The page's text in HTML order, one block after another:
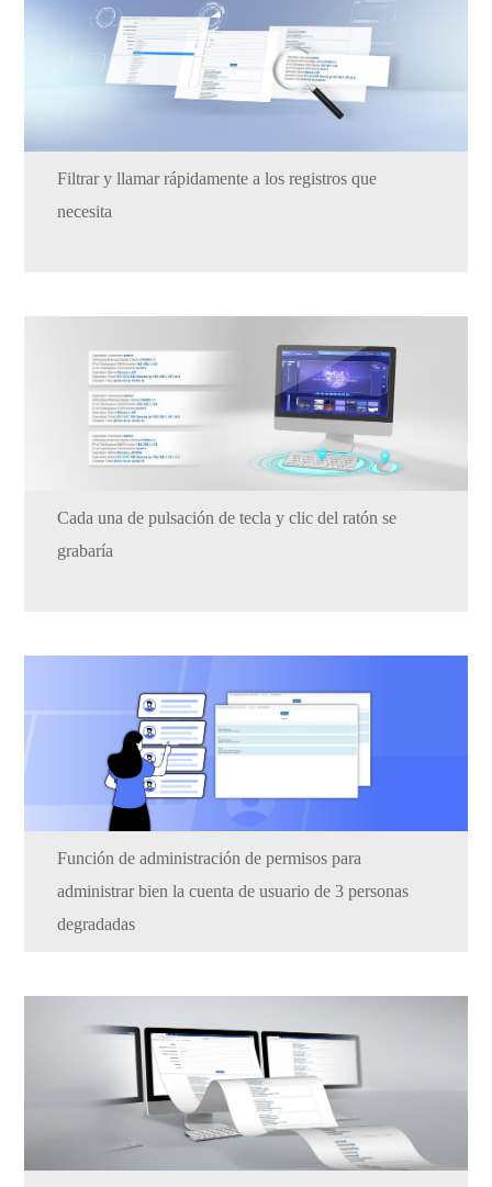
Filtrar y llamar rápidamente a los registros que
necesita
Cada una de pulsación de tecla y clic del ratón se
grabaría
Función de administración de permisos para
administrar bien la cuenta de usuario de 3 personas
degradadas